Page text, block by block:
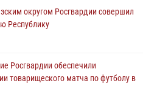
вооружения для участников сбора
участие в митинге, посвященном
ВСУ на территорию области
округом Росгвардии совершил
Республику
Росгвардии обеспечили
товарищеского матча по футболу в